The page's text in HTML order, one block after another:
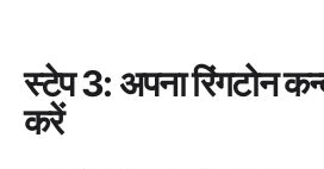
स्टेप 3: अपना रिंगटोन
करें